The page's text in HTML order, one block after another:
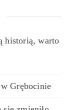
historią, warto
Grębocinie